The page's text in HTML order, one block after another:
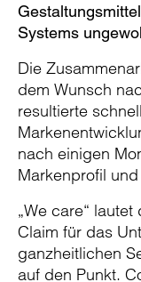
Systems
Die
dem Wunsch
resultierte
nach einigen
Markenprofil
„We care“
Claim für das
ganzheitlichen
auf den Punkt.